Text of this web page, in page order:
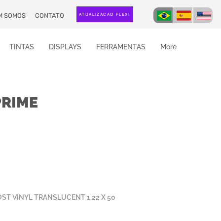
SOMOS CONTATO ATUALIZAÇÃO FLEXI
TINTAS DISPLAYS FERRAMENTAS More
VINYL TRANSLUCENT 1,22 X 50